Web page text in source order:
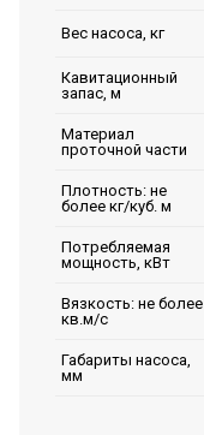
Вес насоса, кг
Кавитационный
запас, м
Материал
проточной части
Плотность: не
более кг/куб. м
Потребляемая
мощность, кВт
Вязкость: не более
кв.м/с
Габариты насоса,
мм